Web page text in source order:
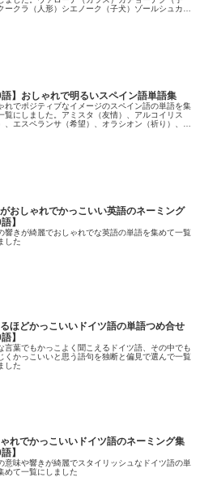
ークラ（人形）シエノーク（子犬）ゾールシュカ
語】おしゃれで明るいスペイン語単語集
れでポジティブなイメージのスペイン語の単語を集
覧にしました。アミスタ（友情）、アルコイリス
、エスペランサ（希望）、オラシオン（祈り）、セ
おしゃれでかっこいい英語のネーミング
】
響きが綺麗でおしゃれでな英語の単語を集めて一覧
した
ほどかっこいいドイツ語の単語つめ合せ
】
言葉でもかっこよく聞こえるドイツ語、その中でも
くかっこいいと思う語句を独断と偏見で選んで一覧
した
れでかっこいいドイツ語のネーミング集
】
意味や響きが綺麗でスタイリッシュなドイツ語の単
めて一覧にしました